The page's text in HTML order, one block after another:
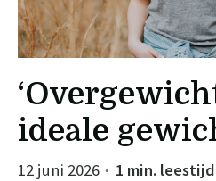
ideale
12 juni 2026 ● 1 min. leestijd